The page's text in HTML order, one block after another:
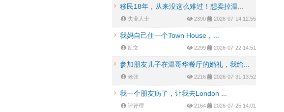
移民18年，从来没这么难过！想卖掉温...
失业人士 2390 2026-07-14 12:55
我妈自己住一个Town House，...
凯文 2299 2026-07-22 14:51
参加朋友儿子在温哥华餐厅的婚礼，我给...
老张 2216 2026-07-31 13:52
我一个朋友病了，让我去London ...
评评理 2164 2026-07-25 14:01